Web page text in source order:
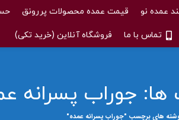
عمده نو قیمت عمده محصولات پررونق
تماس با ما فروشگاه آنلاین (خرید تکی)
ها: جوراب پسرانه
های برچسب "جوراب پسرانه عمده"